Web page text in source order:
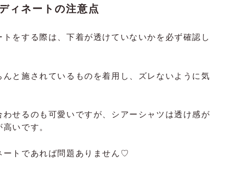
ィネートの注意点
をする際は、下着が透けていないかを必ず確認し
と施されているものを着用し、ズレないように気
せるのも可愛いですが、シアーシャツは透け感が
いです。
ートであれば問題ありません♡